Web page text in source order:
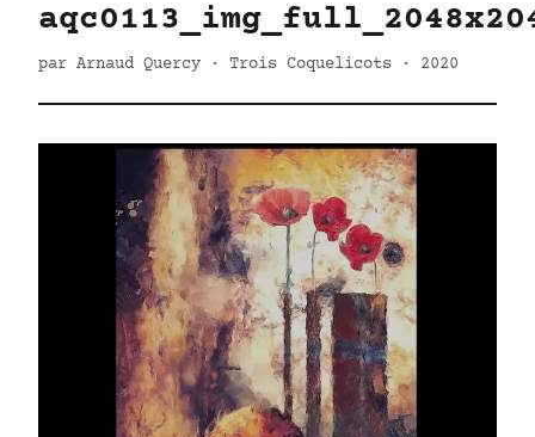
par Arnaud Quercy · Trois Coquelicots · 2020